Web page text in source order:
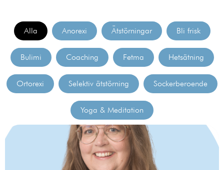
Alla Anorexi Ätstörningar Bli frisk
Bulimi Coaching Fetma Hetsätning
Ortorexi Selektiv ätstörning Sockerberoende
Yoga & Meditation